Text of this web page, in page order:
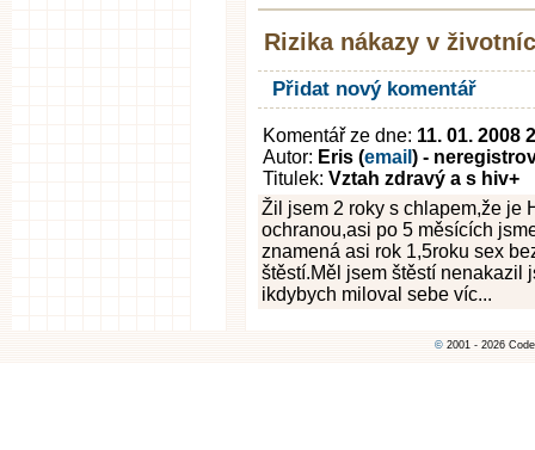
Rizika nákazy v
Přidat nový komentář
Komentář ze dne: 11. 01. 2008
Autor: Eris (email ) -
Titulek: Vztah zdravý a s hiv+
Žil jsem 2 roky s chlapem,že je
ochranou,asi po 5 měsících
znamená asi rok 1,5roku sex
štěstí.Měl jsem štěstí nenakazil
ikdybych miloval sebe víc...
© 2001 - 2026